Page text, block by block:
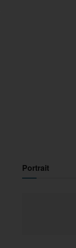
Portrait